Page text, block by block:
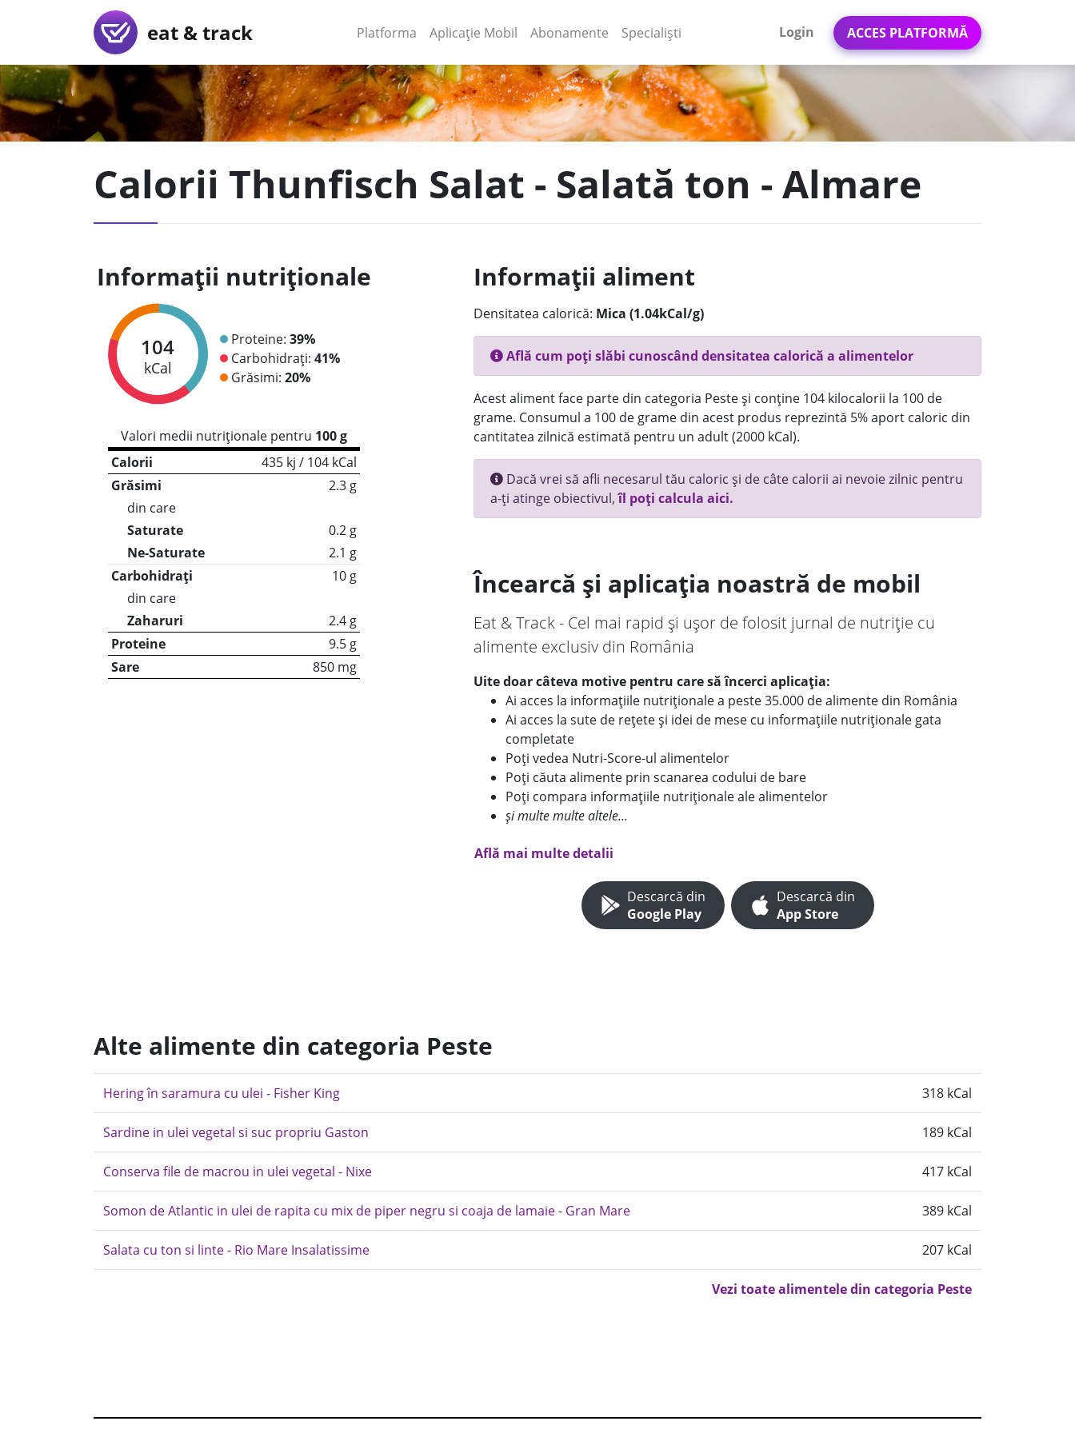
eat & track Platforma (current)
Aplicație Mobil (current)
Abonamente Specialiști Login ACCES PLATFORMĂ
Calorii Thunfisch Salat - Salată ton - Almare
Informații nutriționale
104
kCal
Proteine: 39%
Carbohidrați: 41%
Grăsimi: 20%
Valori medii nutriționale pentru 100 g
Calorii
435 kj / 104 kCal
Grăsimi
2.3 g
din care
Saturate
0.2 g
Ne-Saturate
2.1 g
Carbohidrați
10 g
din care
Zaharuri
2.4 g
Proteine
9.5 g
Sare
850 mg
Informații aliment
Densitatea calorică: Mica (1.04kCal/g)
Află cum poți slăbi cunoscând densitatea calorică a alimentelor
Acest aliment face parte din categoria Peste și conține 104 kilocalorii la 100 de
grame. Consumul a 100 de grame din acest produs reprezintă 5% aport caloric din
cantitatea zilnică estimată pentru un adult (2000 kCal).
Dacă vrei să afli necesarul tău caloric și de câte calorii ai nevoie zilnic pentru
a-ți atinge obiectivul,îl poți calcula aici.
Încearcă și aplicația noastră de mobil
Eat & Track - Cel mai rapid și ușor de folosit jurnal de nutriție cu
alimente exclusiv din România
Uite doar câteva motive pentru care să încerci aplicația:
Ai acces la informațiile nutriționale a peste 35.000 de alimente din România
Ai acces la sute de rețete și idei de mese cu informațiile nutriționale gata
completate
Poți vedea Nutri-Score-ul alimentelor
Poți căuta alimente prin scanarea codului de bare
Poți compara informațiile nutriționale ale alimentelor
și multe multe altele...
Află mai multe detalii
Descarcă din
Google Play
Descarcă din
App Store
Alte alimente din categoria Peste
Hering în saramura cu ulei - Fisher King 318 kCal
Sardine in ulei vegetal si suc propriu Gaston 189 kCal
Conserva file de macrou in ulei vegetal - Nixe 417 kCal
Somon de Atlantic in ulei de rapita cu mix de piper negru si coaja de lamaie - Gran Mare 389 kCal
Salata cu ton si linte - Rio Mare Insalatissime 207 kCal
Vezi toate alimentele din categoria Peste